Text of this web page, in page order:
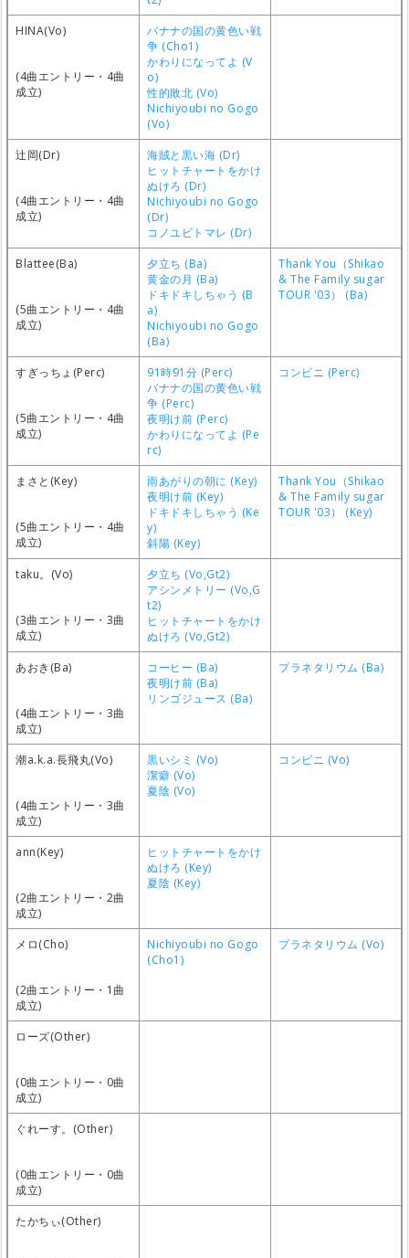
HINA(Vo)
(4曲エントリー・4曲
成立)
バナナの国の黄色い戦
争 (Cho1)
かわりになってよ (V
o)
性的敗北 (Vo)
Nichiyoubi no Gogo
(Vo)
辻岡(Dr)
(4曲エントリー・4曲
成立)
海賊と黒い海 (Dr)
ヒットチャートをかけ
ぬけろ (Dr)
Nichiyoubi no Gogo
(Dr)
コノユビトマレ (Dr)
Blattee(Ba)
(5曲エントリー・4曲
成立)
夕立ち (Ba)
黄金の月 (Ba)
ドキドキしちゃう (B
a)
Nichiyoubi no Gogo
(Ba)
Thank You（Shikao
& The Family sugar
TOUR '03） (Ba)
すぎっちょ(Perc)
(5曲エントリー・4曲
成立)
91時91分 (Perc)
バナナの国の黄色い戦
争 (Perc)
夜明け前 (Perc)
かわりになってよ (Pe
rc)
コンビニ (Perc)
まさと(Key)
(5曲エントリー・4曲
成立)
雨あがりの朝に (Key)
夜明け前 (Key)
ドキドキしちゃう (Ke
y)
斜陽 (Key)
Thank You（Shikao
& The Family sugar
TOUR '03） (Key)
taku。(Vo)
(3曲エントリー・3曲
成立)
夕立ち (Vo,Gt2)
アシンメトリー (Vo,G
t2)
ヒットチャートをかけ
ぬけろ (Vo,Gt2)
あおき(Ba)
(4曲エントリー・3曲
成立)
コーヒー (Ba)
夜明け前 (Ba)
リンゴジュース (Ba)
プラネタリウム (Ba)
潮a.k.a.長飛丸(Vo)
(4曲エントリー・3曲
成立)
黒いシミ (Vo)
潔癖 (Vo)
夏陰 (Vo)
コンビニ (Vo)
ann(Key)
(2曲エントリー・2曲
成立)
ヒットチャートをかけ
ぬけろ (Key)
夏陰 (Key)
メロ(Cho)
(2曲エントリー・1曲
成立)
Nichiyoubi no Gogo
(Cho1)
プラネタリウム (Vo)
ローズ(Other)
(0曲エントリー・0曲
成立)
ぐれーす。(Other)
(0曲エントリー・0曲
成立)
たかちぃ(Other)